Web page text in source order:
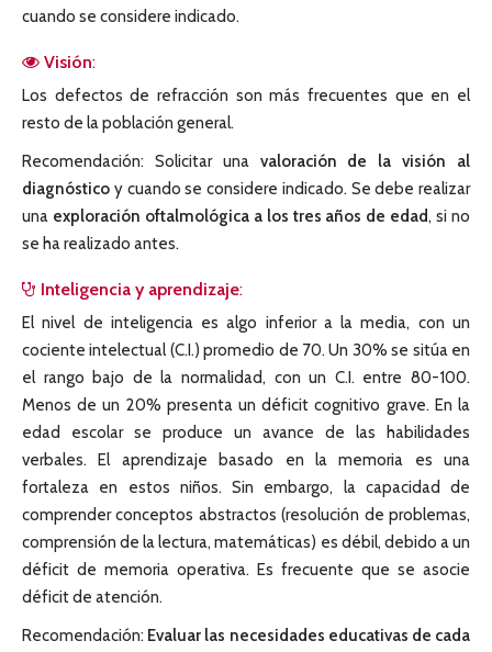
cuando se considere indicado.
Visión:
Los defectos de refracción son más frecuentes que en el
resto de la población general.
Recomendación: Solicitar una valoración de la visión al
diagnóstico y cuando se considere indicado. Se debe realizar
una exploración oftalmológica a los tres años de edad, si no
se ha realizado antes.
Inteligencia y aprendizaje:
El nivel de inteligencia es algo inferior a la media, con un
cociente intelectual (C.I.) promedio de 70. Un 30% se sitúa en
el rango bajo de la normalidad, con un C.I. entre 80-100.
Menos de un 20% presenta un déficit cognitivo grave. En la
edad escolar se produce un avance de las habilidades
verbales. El aprendizaje basado en la memoria es una
fortaleza en estos niños. Sin embargo, la capacidad de
comprender conceptos abstractos (resolución de problemas,
comprensión de la lectura, matemáticas) es débil, debido a un
déficit de memoria operativa. Es frecuente que se asocie
déficit de atención.
Recomendación: Evaluar las necesidades educativas de cada